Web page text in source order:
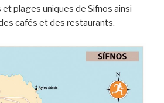
plages uniques de Sifnos ainsi
cafés et des restaurants.